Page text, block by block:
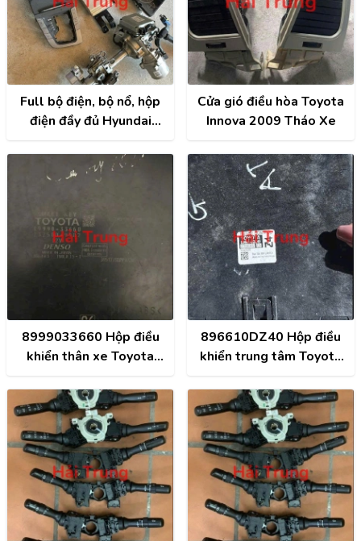
Full bộ điện, bộ nổ, hộp
điện đầy đủ Hyundai
Cửa gió điều hòa Toyota
Innova 2009 Tháo Xe
8999033660 Hộp điều
khiển thân xe Toyota
896610DZ40 Hộp điều
khiển trung tâm Toyota